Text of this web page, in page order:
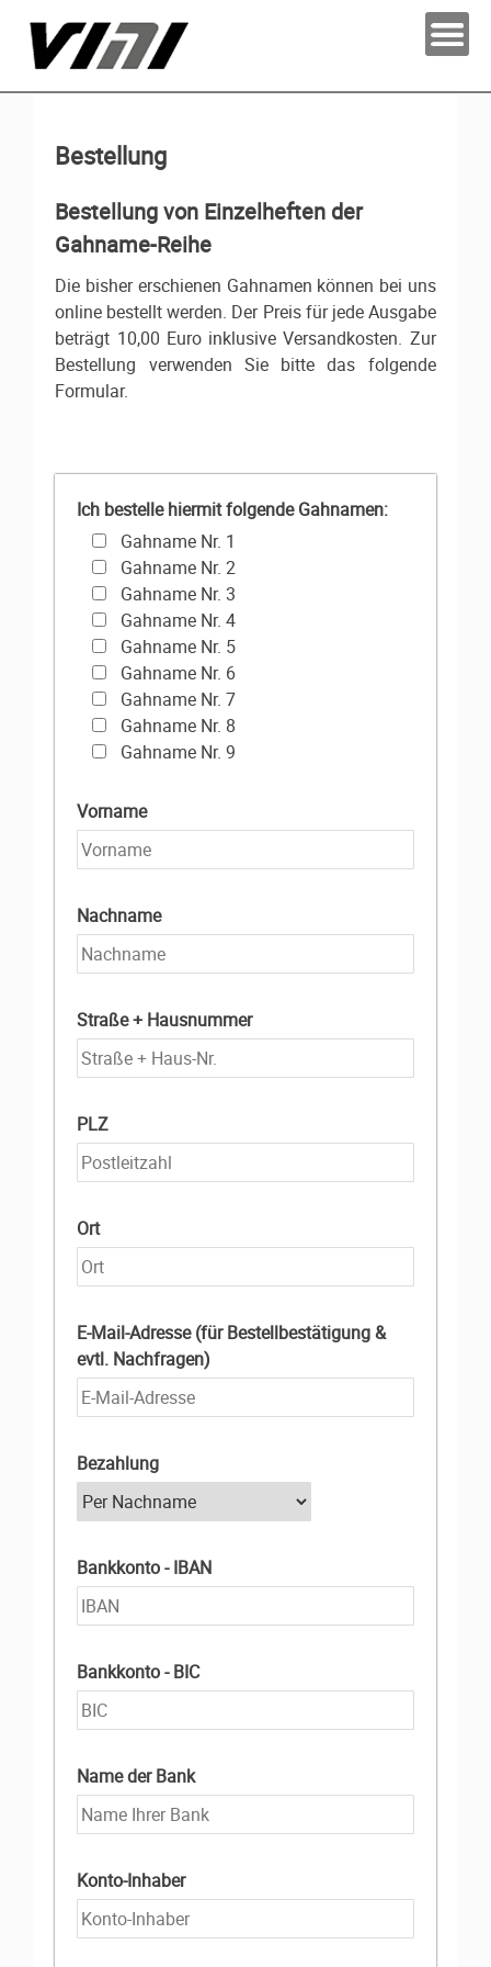
Bestellung
Bestellung von Einzelheften der
Gahname-Reihe
Die bisher erschienen Gahnamen können bei uns
online bestellt werden. Der Preis für jede Ausgabe
beträgt 10,00 Euro inklusive Versandkosten. Zur
Bestellung verwenden Sie bitte das folgende
Formular.
Ich bestelle hiermit folgende Gahnamen:
Gahname Nr. 1
Gahname Nr. 2
Gahname Nr. 3
Gahname Nr. 4
Gahname Nr. 5
Gahname Nr. 6
Gahname Nr. 7
Gahname Nr. 8
Gahname Nr. 9
Vorname
Nachname
Straße + Hausnummer
PLZ
Ort
E-Mail-Adresse (für Bestellbestätigung &
evtl. Nachfragen)
Bezahlung
Bankkonto - IBAN
Bankkonto - BIC
Name der Bank
Konto-Inhaber